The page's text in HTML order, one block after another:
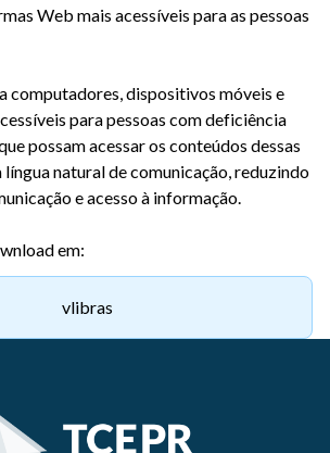
Web mais acessíveis para as pessoas
computadores, dispositivos móveis e
para pessoas com deficiência
possam acessar os conteúdos dessas
natural de comunicação, reduzindo
e acesso à informação.
em:
vlibras